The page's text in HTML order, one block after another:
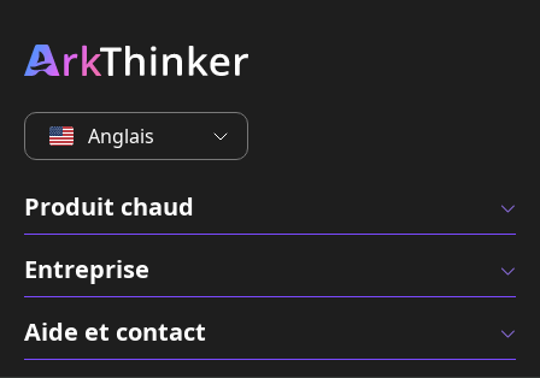
Anglais
Produit chaud
Entreprise
Aide et contact